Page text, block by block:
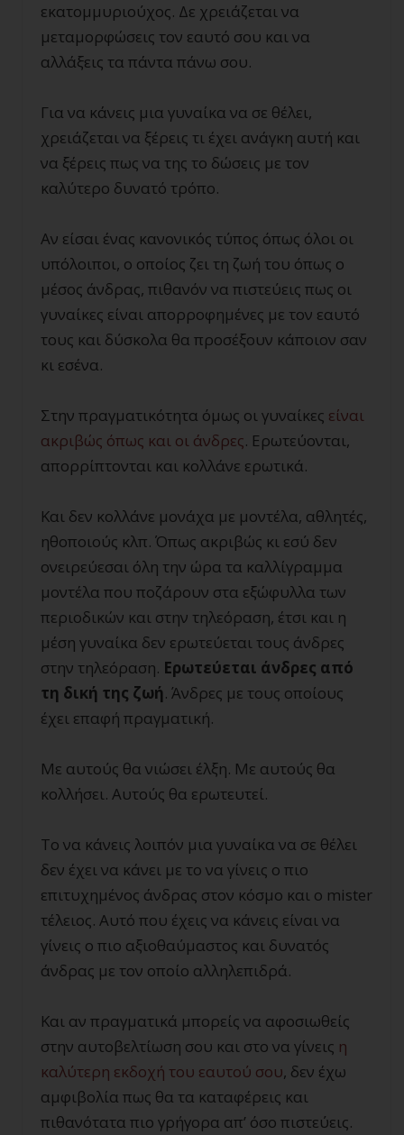
εκατομμυριούχος. Δε χρειάζεται να
μεταμορφώσεις τον εαυτό σου και να
αλλάξεις τα πάντα πάνω σου.
Για να κάνεις μια γυναίκα να σε θέλει,
χρειάζεται να ξέρεις τι έχει ανάγκη αυτή και
να ξέρεις πως να της το δώσεις με τον
καλύτερο δυνατό τρόπο.
Αν είσαι ένας κανονικός τύπος όπως όλοι οι
υπόλοιποι, ο οποίος ζει τη ζωή του όπως ο
μέσος άνδρας, πιθανόν να πιστεύεις πως οι
γυναίκες είναι απορροφημένες με τον εαυτό
τους και δύσκολα θα προσέξουν κάποιον σαν
κι εσένα.
Στην πραγματικότητα όμως οι γυναίκες είναι
ακριβώς όπως και οι άνδρες. Ερωτεύονται,
απορρίπτονται και κολλάνε ερωτικά.
Και δεν κολλάνε μονάχα με μοντέλα, αθλητές,
ηθοποιούς κλπ. Όπως ακριβώς κι εσύ δεν
ονειρεύεσαι όλη την ώρα τα καλλίγραμμα
μοντέλα που ποζάρουν στα εξώφυλλα των
περιοδικών και στην τηλεόραση, έτσι και η
μέση γυναίκα δεν ερωτεύεται τους άνδρες
στην τηλεόραση. Ερωτεύεται άνδρες από
τη δική της ζωή. Άνδρες με τους οποίους
έχει επαφή πραγματική.
Με αυτούς θα νιώσει έλξη. Με αυτούς θα
κολλήσει. Αυτούς θα ερωτευτεί.
Το να κάνεις λοιπόν μια γυναίκα να σε θέλει
δεν έχει να κάνει με το να γίνεις ο πιο
επιτυχημένος άνδρας στον κόσμο και ο mister
τέλειος. Αυτό που έχεις να κάνεις είναι να
γίνεις ο πιο αξιοθαύμαστος και δυνατός
άνδρας με τον οποίο αλληλεπιδρά.
Και αν πραγματικά μπορείς να αφοσιωθείς
στην αυτοβελτίωση σου και στο να γίνεις η
καλύτερη εκδοχή του εαυτού σου, δεν έχω
αμφιβολία πως θα τα καταφέρεις και
πιθανότατα πιο γρήγορα απ’ όσο πιστεύεις.